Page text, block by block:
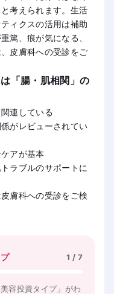
考えられます。生活
ィクスの活用は補助
篤、痕が気になる、
皮膚科への受診をご
「腸・肌相関」の
連している
がレビューされてい
アが基本
ラブルのサポートに
膚科への受診をご検
1 / 7
容投資タイプ」がわ